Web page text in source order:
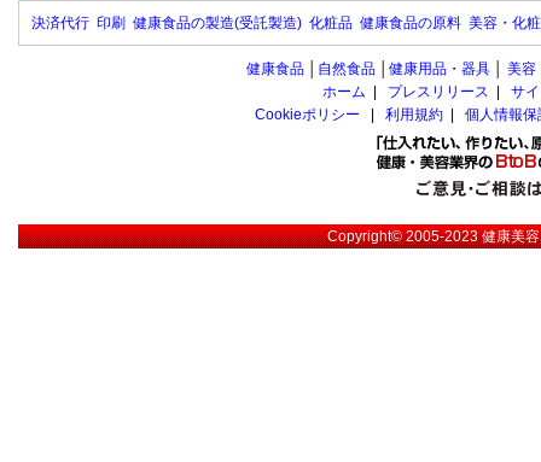
決済代行 印刷 健康食品の製造(受託製造) 化粧品 健康食品の原料 美容・化
健康食品 自然食品 健康用品・器具 美容
ホーム
プレスリリース
サ
Cookieポリシー
利用規約 個人情報
Copyright© 2005-2023健康美